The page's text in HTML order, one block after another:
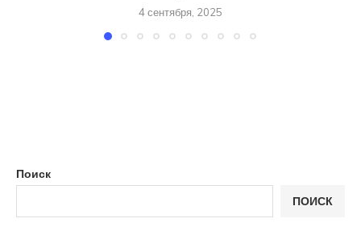
4 сентября, 2025
Поиск
ПОИСК